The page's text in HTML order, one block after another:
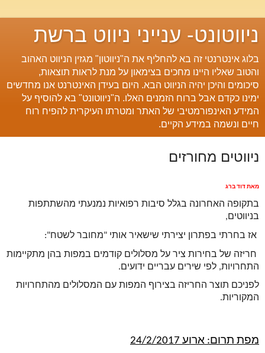
ניווטונט- ענייני ניווט ברשת
בלוג אינטרנטי זה בא להחליף את ה"ניווטון" מגזין הניווט האהוב
והטוב שאליו היינו מחכים בצימאון על מנת לראות תוצאות,
סיכומים והיכן יהיה הניווט הבא. היום בעידן האינטרנט אנו מחדשים
ימינו כקדם אבל ברוח הזמנים האלו. ה"ניווטונט" בא להוסיף על
המידע האינפורמטיבי של האתר ומטרתו העיקרית להפיח רוח
חיים ונשמה במידע הקיים.
ניווטים מחורזים
מאת דוד ברג
בניווטים,
התחרויות, לפי שירים עבריים ידועים.
המקוריות.
מפת תרום: ארוע 24/2/2017